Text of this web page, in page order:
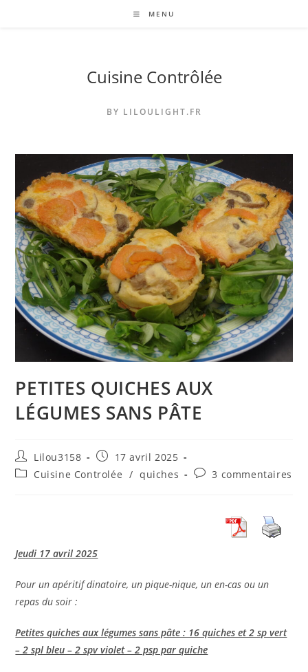
MENU
Cuisine Contrôlée
BY LILOULIGHT.FR
PETITES QUICHES AUX
LÉGUMES SANS PÂTE
Auteur/autrice
de
Lilou3158
Publication
publiée :
17 avril 2025
PostCuisine Controlée / quiches
Commentaires
3 commentaires
Jeudi 17 avril 2025
Pour un apéritif dinatoire, un pique-nique, un en-cas ou un
repas du soir :
Petites quiches aux légumes sans pâte : 16 quiches et 2 sp vert
– 2 spl bleu – 2 spv violet – 2 psp par quiche